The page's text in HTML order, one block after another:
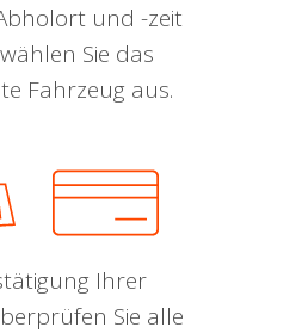
und -zeit
Sie das
Fahrzeug aus.
Ihrer
Sie alle